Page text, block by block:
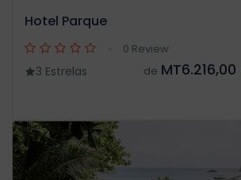
Hotel Parque
0 Review
3 Estrelas de MT6.216,00